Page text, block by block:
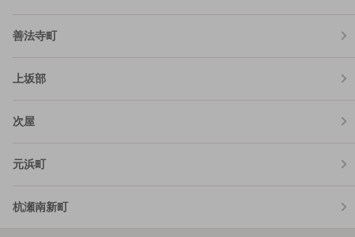
善法寺町
上坂部
次屋
元浜町
杭瀬南新町